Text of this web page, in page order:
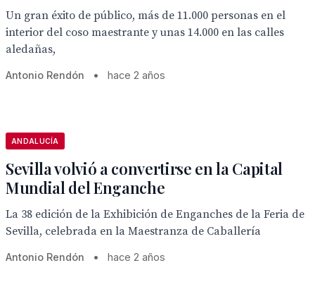
Un gran éxito de público, más de 11.000 personas en el
interior del coso maestrante y unas 14.000 en las calles
aledañas,
Antonio Rendón • hace 2 años
ANDALUCÍA
Sevilla volvió a convertirse en la Capital
Mundial del Enganche
La 38 edición de la Exhibición de Enganches de la Feria de
Sevilla, celebrada en la Maestranza de Caballería
Antonio Rendón • hace 2 años